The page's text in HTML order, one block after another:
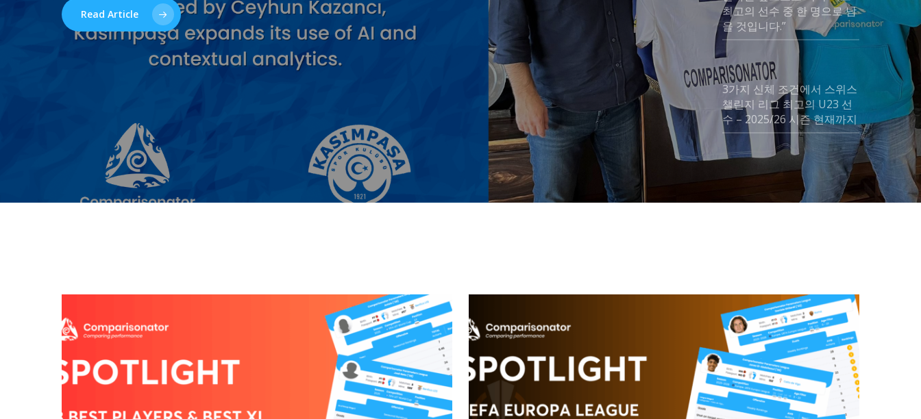
Read Article
인터뷰:“데이터에따르면라파 실바는 앞으로도 터키
리그최고의선수 중한 명으로남을것입니다.”
선수 – 2025/26시즌 현재까지
최고의 선수 중 한 명으로 남
을 것입니다.”
3가지 신체 조건에서 스위스
챌린지 리그 최고의 U23 선
수 – 2025/26 시즌 현재까지